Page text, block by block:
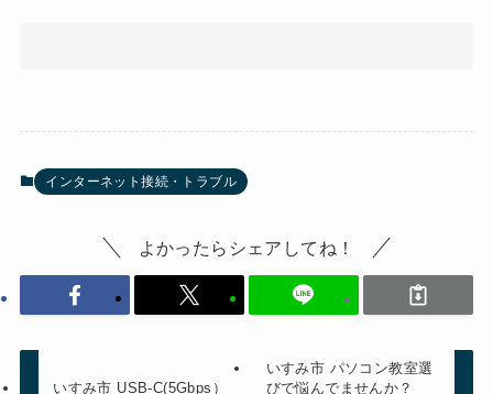
インターネット接続・トラブル
よかったらシェアしてね！
いすみ市 USB-C(5Gbps）
いすみ市 パソコン教室選
びで悩んでませんか？